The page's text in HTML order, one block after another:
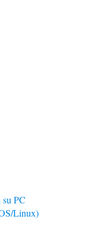
PC
Linux)